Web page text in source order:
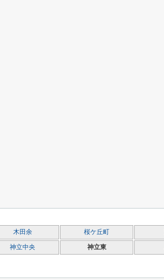
木田余 桜ケ丘町
神立中央 神立東